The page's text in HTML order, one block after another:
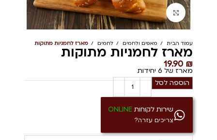
Click to enlarge
עמוד הבית מאפים ולחמים לחמים מארז לחמניות מתוקות
מארז לחמניות מתוקות
19.90 ₪
מארז של 6 יחידות
הוספה לסל
שירות לקוחות ONLINE
צריכים עזרה?